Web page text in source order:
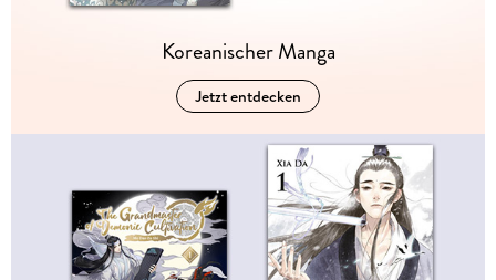
Koreanischer Manga
Jetzt entdecken